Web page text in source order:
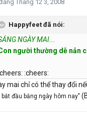
Tháng 12 3, 2008
Happyfeet đã nói:
NGÀY MAI...
người thường dễ nản
:cheers:
mai chỉ có thể thay đổi
đầu bằng ngày hôm nay"